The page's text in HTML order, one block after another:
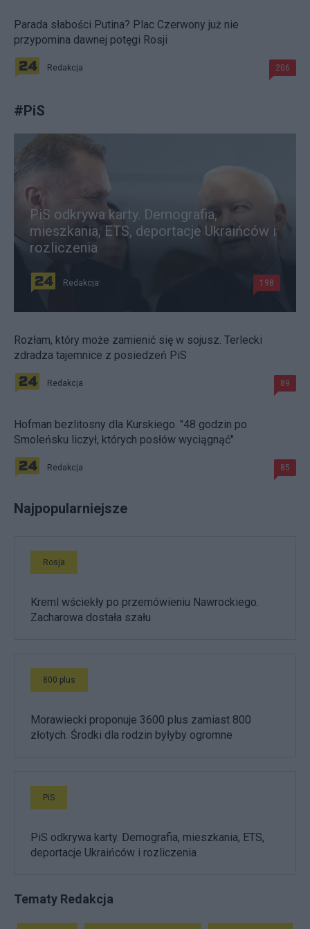
Parada słabości Putina? Plac Czerwony już nie
przypomina dawnej potęgi Rosji
Redakcja 206
#PiS
PiS odkrywa karty. Demografia,
mieszkania, ETS, deportacje Ukraińców i
rozliczenia
Redakcja 198
Rozłam, który może zamienić się w sojusz. Terlecki
zdradza tajemnice z posiedzeń PiS
Redakcja 89
Hofman bezlitosny dla Kurskiego. "48 godzin po
Smoleńsku liczył, których posłów wyciągnąć"
Redakcja 85
Najpopularniejsze
Rosja
Kreml wściekły po przemówieniu Nawrockiego.
Zacharowa dostała szału
800 plus
Morawiecki proponuje 3600 plus zamiast 800
złotych. Środki dla rodzin byłyby ogromne
PiS
PiS odkrywa karty. Demografia, mieszkania, ETS,
deportacje Ukraińców i rozliczenia
Tematy Redakcja